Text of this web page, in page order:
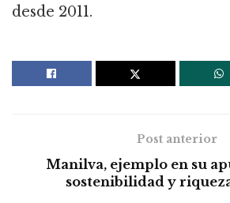
desde 2011.
Post anterior
Manilva, ejemplo en su
sostenibilidad y